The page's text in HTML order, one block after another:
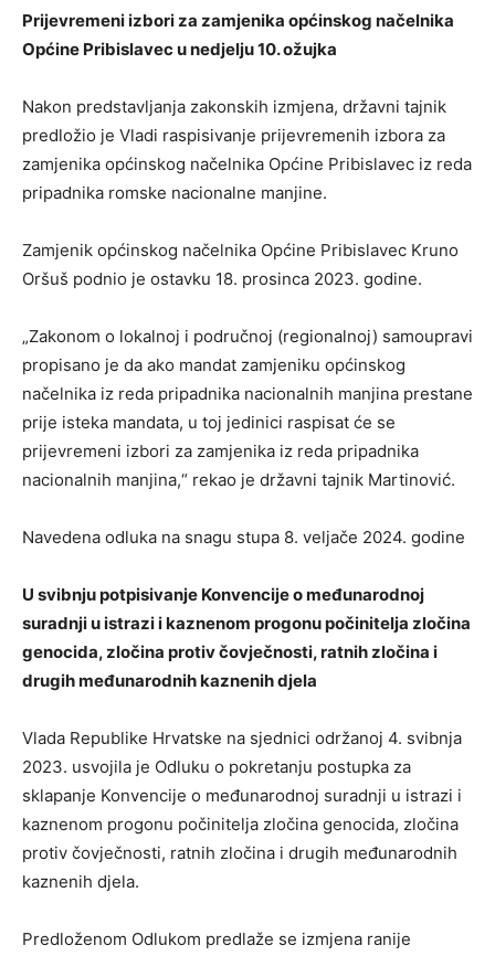
Prijevremeni izbori za zamjenika općinskog načelnika
Općine Pribislavec u nedjelju 10. ožujka
Nakon predstavljanja zakonskih izmjena, državni tajnik
predložio je Vladi raspisivanje prijevremenih izbora za
zamjenika općinskog načelnika Općine Pribislavec iz reda
pripadnika romske nacionalne manjine.
Zamjenik općinskog načelnika Općine Pribislavec Kruno
Oršuš podnio je ostavku 18. prosinca 2023. godine.
„Zakonom o lokalnoj i područnoj (regionalnoj) samoupravi
propisano je da ako mandat zamjeniku općinskog
načelnika iz reda pripadnika nacionalnih manjina prestane
prije isteka mandata, u toj jedinici raspisat će se
prijevremeni izbori za zamjenika iz reda pripadnika
nacionalnih manjina,“ rekao je državni tajnik Martinović.
Navedena odluka na snagu stupa 8. veljače 2024. godine
U svibnju potpisivanje Konvencije o međunarodnoj
suradnji u istrazi i kaznenom progonu počinitelja zločina
genocida, zločina protiv čovječnosti, ratnih zločina i
drugih međunarodnih kaznenih djela
Vlada Republike Hrvatske na sjednici održanoj 4. svibnja
2023. usvojila je Odluku o pokretanju postupka za
sklapanje Konvencije o međunarodnoj suradnji u istrazi i
kaznenom progonu počinitelja zločina genocida, zločina
protiv čovječnosti, ratnih zločina i drugih međunarodnih
kaznenih djela.
Predloženom Odlukom predlaže se izmjena ranije